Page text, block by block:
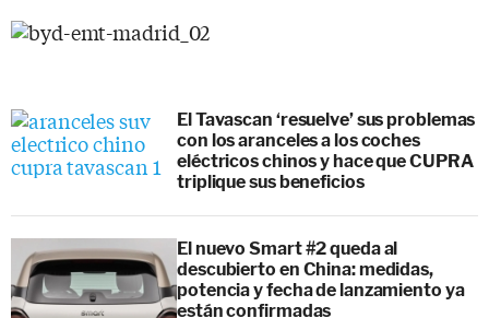
El Tavascan ‘resuelve’ sus problemas
con los aranceles a los coches
eléctricos chinos y hace que CUPRA
triplique sus beneficios
El nuevo Smart #2 queda al
descubierto en China: medidas,
potencia y fecha de lanzamiento ya
están confirmadas